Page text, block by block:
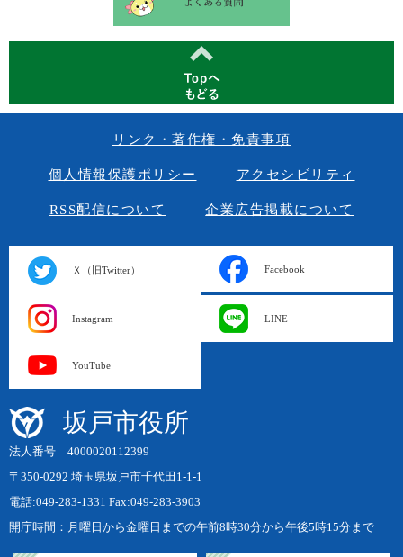
リンク・著作権・免責事項
個人情報保護ポリシー アクセシビリティ
RSS配信について 企業広告掲載について
Ｘ（旧Twitter） Facebook
Instagram LINE
YouTube
坂戸市役所
法人番号 4000020112399
〒350-0292 埼玉県坂戸市千代田1-1-1
電話:049-283-1331 Fax:049-283-3903
開庁時間：月曜日から金曜日までの午前8時30分から午後5時15分まで